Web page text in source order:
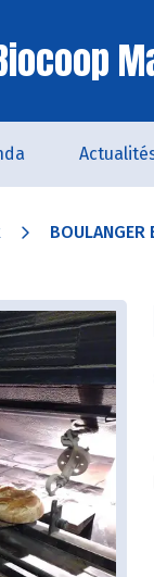
BOULANGER